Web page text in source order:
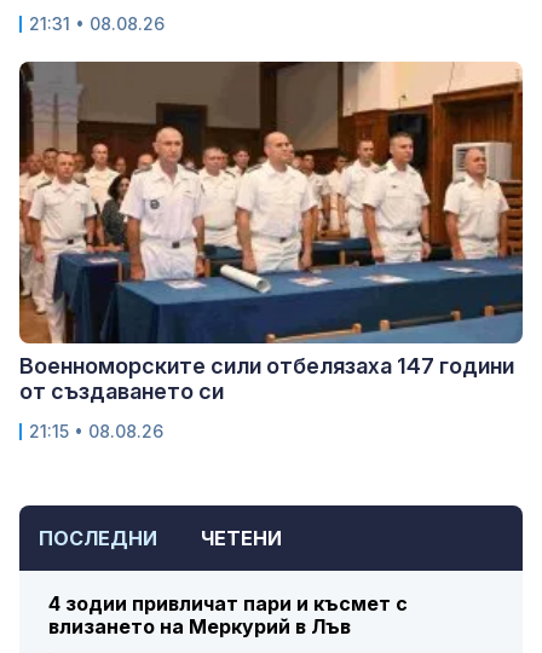
ПОСЛЕДНИ ЧЕТЕНИ
4 зодии привличат пари и късмет с
влизането на Меркурий в Лъв
21:31 • 08.08.26
Военноморските сили отбелязаха 147 години
от създаването си
21:15 • 08.08.26